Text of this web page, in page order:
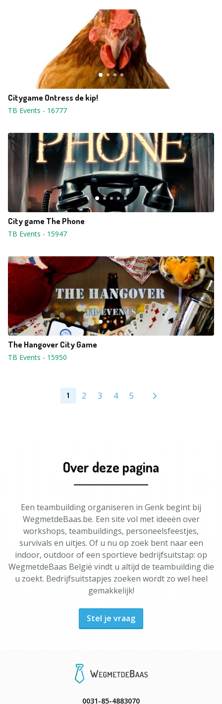
Citygame Ontress de kip!
TB Events - 16777
City game The Phone
TB Events - 15947
The Hangover City Game
TB Events - 15950
1 2 3 4 5
Over deze pagina
Een teambuilding organiseren in Genk begint bij
WegmetdeBaas.be. Een site vol met ideeën over
workshops, teambuildings, personeelsfeestjes,
survivals en uitjes. Of u nu op zoek bent naar een
indoor, outdoor of een sportieve bedrijfsuitstap: op
WegmetdeBaas België vindt u altijd de teambuilding die
u zoekt. Bedrijfsuitstapjes zoeken wordt zo wel heel
gemakkelijk!
Stel je vraag
0031-85-4883070